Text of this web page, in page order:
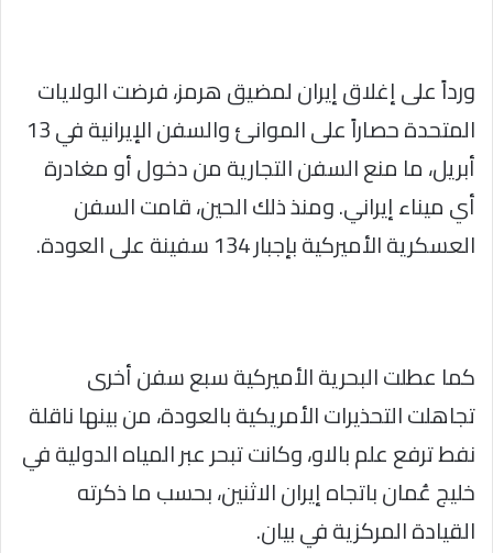
ورداً على إغلاق إيران لمضيق هرمز، فرضت الولايات
المتحدة حصاراً على الموانئ والسفن الإيرانية في 13
أبريل، ما منع السفن التجارية من دخول أو مغادرة
أي ميناء إيراني. ومنذ ذلك الحين، قامت السفن
العسكرية الأميركية بإجبار 134 سفينة على العودة.
كما عطلت البحرية الأميركية سبع سفن أخرى
تجاهلت التحذيرات الأمريكية بالعودة، من بينها ناقلة
نفط ترفع علم بالاو، وكانت تبحر عبر المياه الدولية في
خليج عُمان باتجاه إيران الاثنين، بحسب ما ذكرته
القيادة المركزية في بيان.